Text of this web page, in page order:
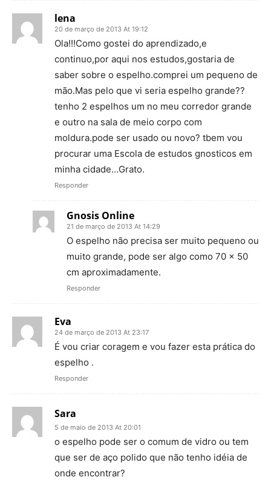
lena
20 de março de 2013 At 19:12
Ola!!!Como gostei do aprendizado,e
continuo,por aqui nos estudos,gostaria de
saber sobre o espelho.comprei um pequeno de
mão.Mas pelo que vi seria espelho grande??
tenho 2 espelhos um no meu corredor grande
e outro na sala de meio corpo com
moldura.pode ser usado ou novo? tbem vou
procurar uma Escola de estudos gnosticos em
minha cidade…Grato.
Responder
Gnosis Online
21 de março de 2013 At 14:29
O espelho não precisa ser muito pequeno ou
muito grande, pode ser algo como 70 x 50
cm aproximadamente.
Responder
Eva
24 de março de 2013 At 23:17
É vou criar coragem e vou fazer esta prática do
espelho .
Responder
Sara
5 de maio de 2013 At 20:01
o espelho pode ser o comum de vidro ou tem
que ser de aço polido que não tenho idéia de
onde encontrar?